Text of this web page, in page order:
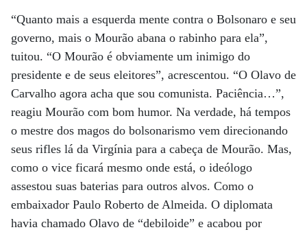
“Quanto mais a esquerda mente contra o Bolsonaro e seu
governo, mais o Mourão abana o rabinho para ela”,
tuitou. “O Mourão é obviamente um inimigo do
presidente e de seus eleitores”, acrescentou. “O Olavo de
Carvalho agora acha que sou comunista. Paciência…”,
reagiu Mourão com bom humor. Na verdade, há tempos
o mestre dos magos do bolsonarismo vem direcionando
seus rifles lá da Virgínia para a cabeça de Mourão. Mas,
como o vice ficará mesmo onde está, o ideólogo
assestou suas baterias para outros alvos. Como o
embaixador Paulo Roberto de Almeida. O diplomata
havia chamado Olavo de “debiloide” e acabou por